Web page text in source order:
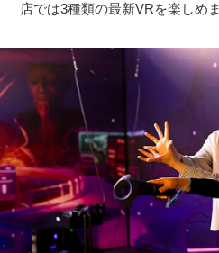
店では3種類の最新VRを楽しめま